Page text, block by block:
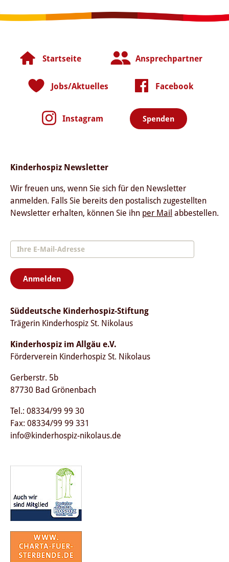
Startseite Ansprechpartner
Jobs/Aktuelles Facebook
Instagram Spenden
Kinderhospiz Newsletter
Wir freuen uns, wenn Sie sich für den Newsletter
anmelden. Falls Sie bereits den postalisch zugestellten
Newsletter erhalten, können Sie ihn per Mail abbestellen.
Anmelden
Süddeutsche Kinderhospiz-Stiftung
Trägerin Kinderhospiz St. Nikolaus
Kinderhospiz im Allgäu e.V.
Förderverein Kinderhospiz St. Nikolaus
Gerberstr. 5b
87730 Bad Grönenbach
Tel.: 08334/99 99 30
Fax: 08334/99 99 331
info@kinderhospiz-nikolaus.de